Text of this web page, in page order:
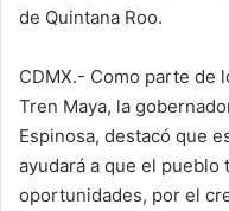
de Quintana Roo.
CDMX.- Como parte de
Tren Maya, la
Espinosa, destacó que
ayudará a que el pueblo
oportunidades, por el